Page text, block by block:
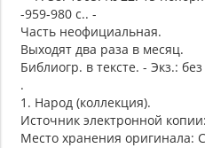
-959-980 с.. -
Часть неофициальная.
Выходят два раза в месяц.
Библиогр. в тексте. - Экз.:
.
1. Народ (коллекция).
Источник электронной
Место хранения оригинала: